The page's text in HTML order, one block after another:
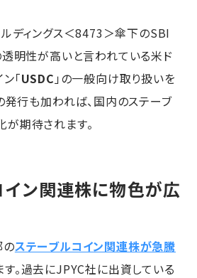
ディングス＜8473＞傘下のSBI
透明性が高いと言われている米ド
「USDC 」の一般向け取り扱いを
発行も加われば、国内のステーブ
期待されます。
イン関連株に物色が広
のステーブルコイン関連株が急騰
。過去にJPYC社に出資している